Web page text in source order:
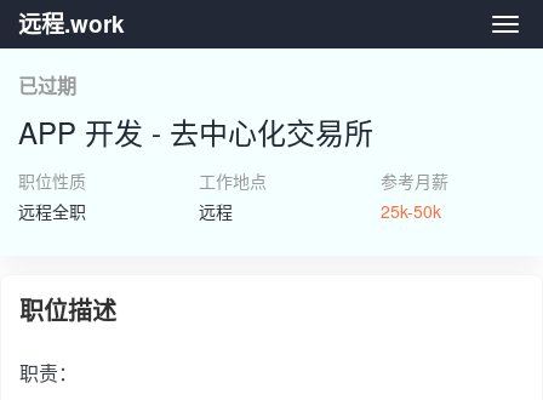
远
远程.work
已过期
APP 开发 - 去中心化交易所
职位性质
远程全职
工作地点
远程
参考月薪
25k-50k
职位描述
职责：